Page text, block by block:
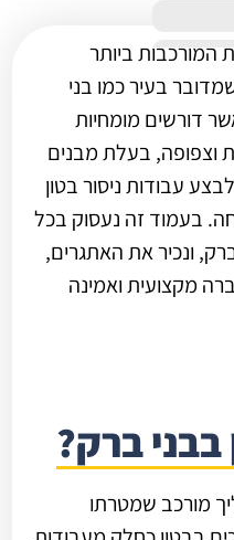
המורכבות ביותר
בעיר כמו בני
דורשים מומחיות
וצפופה, בעלת מבנים
עבודות ניסור בטון
בעמוד זה נעסוק בכל
ונכיר את האתגרים,
מקצועית ואמינה
בבני ברק?
מורכב שמטרתו